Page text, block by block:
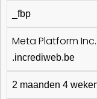
_fbp
Meta Platform Inc.
.incrediweb.be
2 maanden 4